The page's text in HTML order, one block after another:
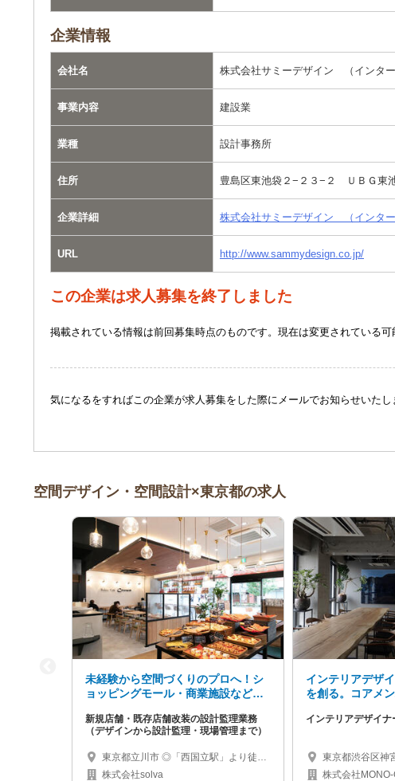
企業情報
会社名 株式会社サミーデザイン （インター
事業内容 建設業
業種 設計事務所
住所 豊島区東池袋２−２３−２ ＵＢＧ東
企業詳細 株式会社サミーデザイン （インタ
URL http://www.sammydesign.co.jp/
この企業は求人募集を終了しました
掲載されている情報は前回募集時点のものです。現在は変更されている可
気になるをすればこの企業が求人募集をした際にメールでお知らせいたし
空間デザイン・空間設計×東京都の求人
未経験から空間づくりのプロへ！シ
ョッピングモール・商業施設などの
当する空間ディレクター
新規店舗・既存店舗改装の設計監理業務
（デザインから設計監理・現場管理まで）
東京都立川市 ◎「西国立駅」より徒歩
1分
株式会社solva
インテリアデザ
を創る。コアメ
インテリアデザイナ
東京都渋谷区神
株式会社MONO-